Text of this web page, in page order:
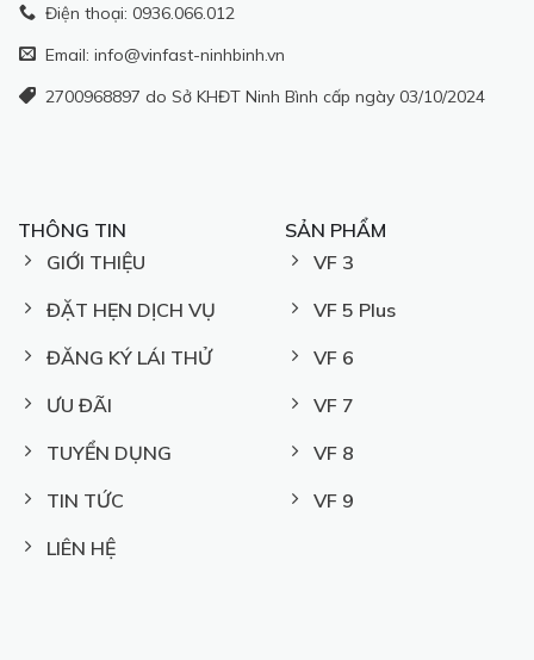
Điện thoại: 0936.066.012
Email: info@vinfast-ninhbinh.vn
2700968897 do Sở KHĐT Ninh Bình cấp ngày 03/10/2024
THÔNG TIN
GIỚI THIỆU
ĐẶT HẸN DỊCH VỤ
ĐĂNG KÝ LÁI THỬ
ƯU ĐÃI
TUYỂN DỤNG
TIN TỨC
LIÊN HỆ
SẢN PHẨM
VF 3
VF 5 Plus
VF 6
VF 7
VF 8
VF 9